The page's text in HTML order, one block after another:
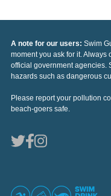
A note for our users: Swim
moment you ask for it.
official government agencies.
hazards such as dangerous
Please report your pollution
beach-goers safe.